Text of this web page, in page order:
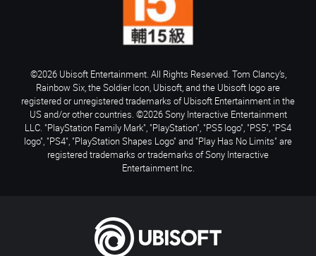
©2026 Ubisoft Entertainment. All Rights Reserved. Tom Clancy’s,
Rainbow Six, the Soldier Icon, Ubisoft, and the Ubisoft logo are
registered or unregistered trademarks of Ubisoft Entertainment in the
US and/or other countries. ©2026 Sony Interactive Entertainment
LLC. "PlayStation Family Mark", "PlayStation", "PS5 logo", "PS5", "PS4
logo", "PS4", "PlayStation Shapes Logo" and "Play Has No Limits" are
registered trademarks or trademarks of Sony Interactive
Entertainment Inc.